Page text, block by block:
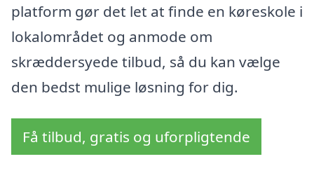
platform gør det let at finde en køreskole i
lokalområdet og anmode om
skræddersyede tilbud, så du kan vælge
den bedst mulige løsning for dig.
Få tilbud, gratis og uforpligtende